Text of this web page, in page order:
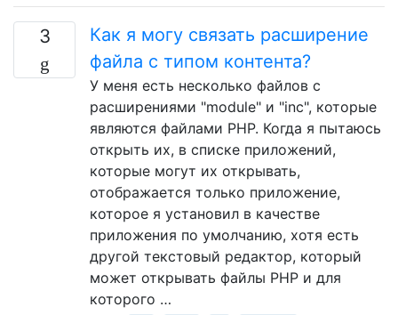
3
Как я могу связать расширение
файла с типом контента?
У меня есть несколько файлов с
расширениями "module" и "inc", которые
являются файлами PHP. Когда я пытаюсь
открыть их, в списке приложений,
которые могут их открывать,
отображается только приложение,
которое я установил в качестве
приложения по умолчанию, хотя есть
другой текстовый редактор, который
может открывать файлы PHP и для
которого …